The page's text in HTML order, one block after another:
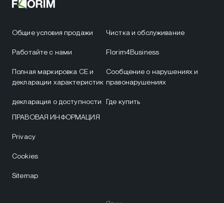
Общие условия продажи
Работайте с нами
Полная маркировка CE и
декларации характеристик
декларация о доступности
Чистка и обслуживание
Florim4Business
Сообщение о нарушениях и
правонарушениях
Где купить
ПРАВОВАЯ ИНФОРМАЦИЯ
Privacy
Cookies
Sitemap